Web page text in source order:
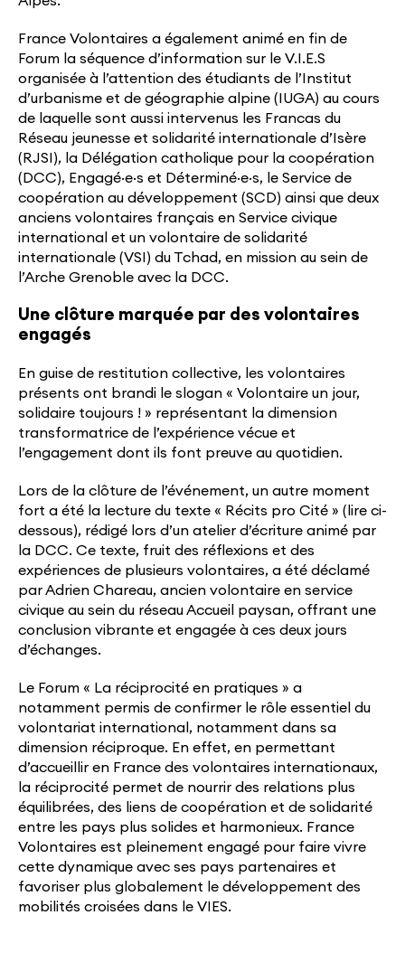
France Volontaires a également animé en fin de
Forum la séquence d’information sur le V.I.E.S
organisée à l’attention des étudiants de l’Institut
d’urbanisme et de géographie alpine (IUGA) au cours
de laquelle sont aussi intervenus les Francas du
Réseau jeunesse et solidarité internationale d’Isère
(RJSI), la Délégation catholique pour la coopération
(DCC), Engagé·e·s et Déterminé·e·s, le Service de
coopération au développement (SCD) ainsi que deux
anciens volontaires français en Service civique
international et un volontaire de solidarité
internationale (VSI) du Tchad, en mission au sein de
l’Arche Grenoble avec la DCC.
Une clôture marquée par des volontaires
engagés
En guise de restitution collective, les volontaires
présents ont brandi le slogan « Volontaire un jour,
solidaire toujours ! » représentant la dimension
transformatrice de l’expérience vécue et
l’engagement dont ils font preuve au quotidien.
Lors de la clôture de l’événement, un autre moment
fort a été la lecture du texte « Récits pro Cité » (lire ci-
dessous), rédigé lors d’un atelier d’écriture animé par
la DCC. Ce texte, fruit des réflexions et des
expériences de plusieurs volontaires, a été déclamé
par Adrien Chareau, ancien volontaire en service
civique au sein du réseau Accueil paysan, offrant une
conclusion vibrante et engagée à ces deux jours
d’échanges.
Le Forum « La réciprocité en pratiques » a
notamment permis de confirmer le rôle essentiel du
volontariat international, notamment dans sa
dimension réciproque. En effet, en permettant
d’accueillir en France des volontaires internationaux,
la réciprocité permet de nourrir des relations plus
équilibrées, des liens de coopération et de solidarité
entre les pays plus solides et harmonieux. France
Volontaires est pleinement engagé pour faire vivre
cette dynamique avec ses pays partenaires et
favoriser plus globalement le développement des
mobilités croisées dans le VIES.